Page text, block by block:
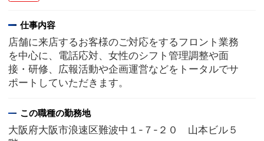
仕事内容
店舗に来店するお客様のご対応をするフロント業務
を中心に、電話応対、女性のシフト管理調整や面
接・研修、広報活動や企画運営などをトータルでサ
ポートしていただきます。
この職種の勤務地
大阪府大阪市浪速区難波中１-７-２０ 山本ビル５